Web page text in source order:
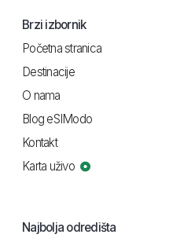
Brzi izbornik
Početna stranica
Destinacije
O nama
Blog eSIModo
Kontakt
Karta uživo
Najbolja odredišta